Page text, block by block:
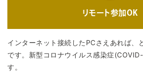
リモート参加OK
インターネット接続したPCさえあれば、
です。新型コロナウイルス感染症
す。